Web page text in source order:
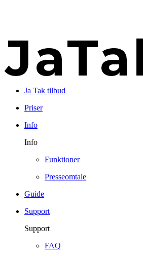
Ja Tak tilbud
Priser
Info
Info
Funktioner
Presseomtale
Guide
Support
Support
FAQ